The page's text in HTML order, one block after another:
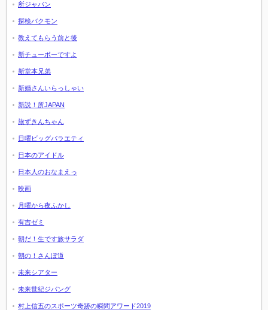
所ジャパン
探検バクモン
教えてもらう前と後
新チューボーですよ
新堂本兄弟
新婚さんいらっしゃい
新説！所JAPAN
旅ずきんちゃん
日曜ビッグバラエティ
日本のアイドル
日本人のおなまえっ
映画
月曜から夜ふかし
有吉ゼミ
朝だ！生です旅サラダ
朝の！さんぽ道
未来シアター
未来世紀ジパング
村上信五のスポーツ奇跡の瞬間アワード2019